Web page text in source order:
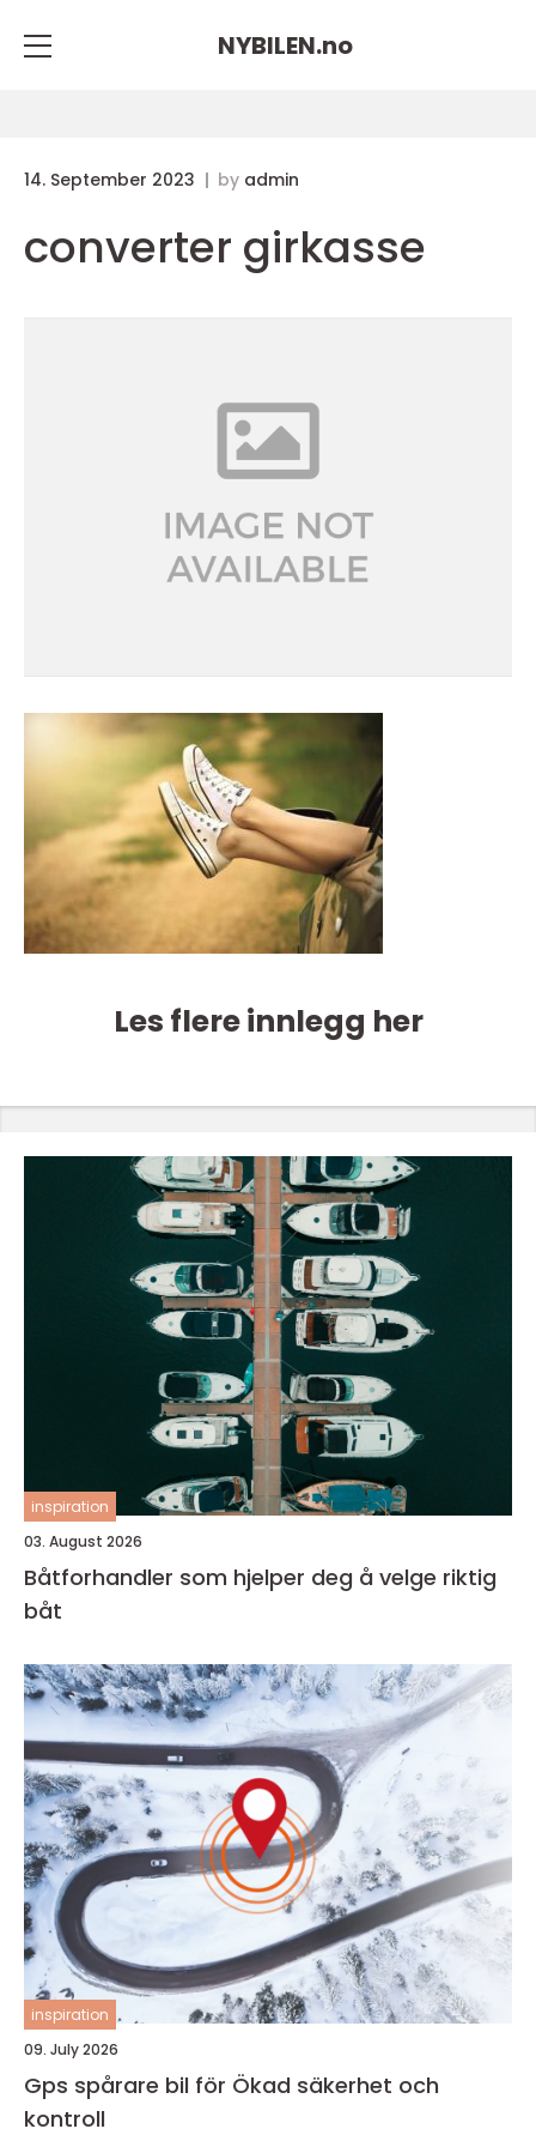
NYBILEN.no
14. September 2023 by admin
converter girkasse
Les flere innlegg her
inspiration
03. August 2026
Båtforhandler som hjelper deg å velge riktig
båt
inspiration
09. July 2026
Gps spårare bil för Ökad säkerhet och
kontroll